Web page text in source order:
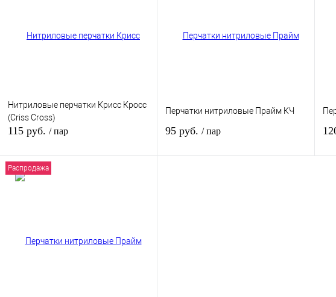
Нитриловые перчатки Крисс Кросс
(Criss Cross)
115 руб. / пар
наличии
Перчатки нитриловые Прайм КЧ
95 руб. / пар
Распродажа